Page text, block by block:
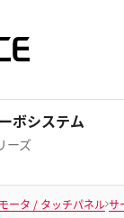
ボシステム
ーズ
ータ / タッチパネル サ